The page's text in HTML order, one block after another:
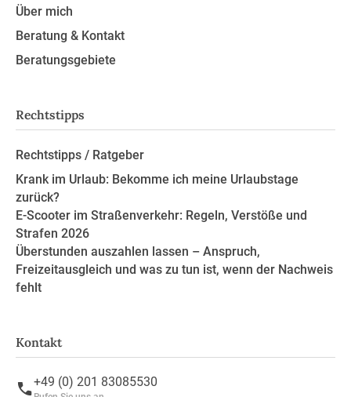
Über mich
Beratung & Kontakt
Beratungsgebiete
Rechtstipps
Rechtstipps / Ratgeber
Krank im Urlaub: Bekomme ich meine Urlaubstage
zurück?
E-Scooter im Straßenverkehr: Regeln, Verstöße und
Strafen 2026
Überstunden auszahlen lassen – Anspruch,
Freizeitausgleich und was zu tun ist, wenn der Nachweis
fehlt
Kontakt
+49 (0) 201 83085530